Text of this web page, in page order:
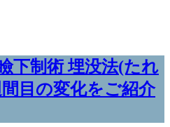
下制術 埋没法(たれ
目の変化をご紹介